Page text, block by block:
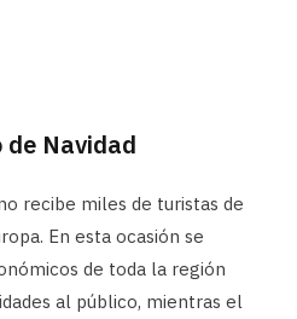
Navidad
recibe miles de turistas de
En esta ocasión se
de toda la región
al público, mientras el